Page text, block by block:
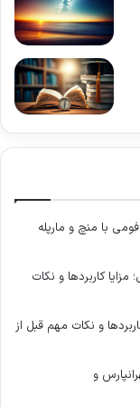
مطالب پرداخته‌اند.
قرائتی
و تربیت اسلامی است.
معلمی)، و
است. این کتاب
و افزایش آمادگی،
و یازدهم
و یازدهم نیز جزء
توجه داشته
متفاوت است:
با منچ و مارپله
کاربردها و نکات
و نکات مهم قبل از
و